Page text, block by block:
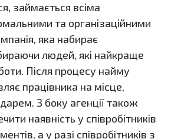
займається всіма
та організаційними
яка набирає
людей, які найкраще
Після процесу найму
працівника на місце,
З боку агенції також
наявність у співробітників
а у разі співробітників з